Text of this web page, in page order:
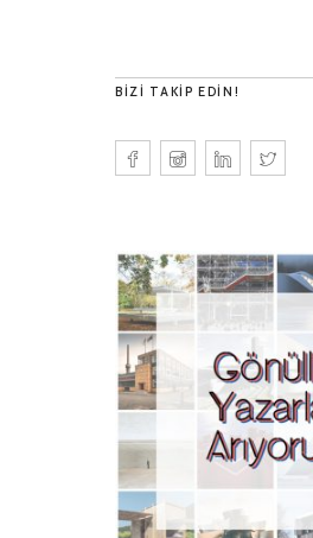
BIZI TAKIP EDIN!